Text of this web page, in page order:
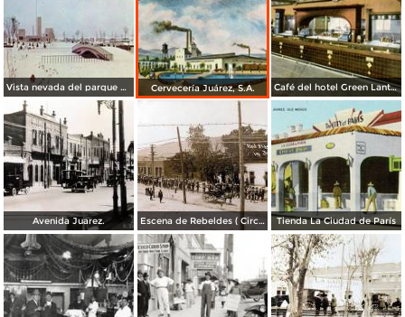
Vista nevada del parque El Chamizal Cervecería Juárez, S.A. Café del hotel Green Lantern Inn
Avenida Juarez. Escena de Rebeldes ( Circulada el 8 de Diciembre de 1913 ). Tienda La Ciudad de París